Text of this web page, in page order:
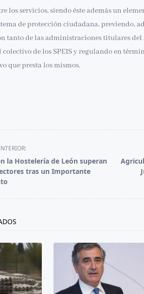
los servicios, siendo éste además un
de protección ciudadana, previendo,
tanto de las administraciones titulares del
de los SPEIS y regulando en
que presta los mismos.
la Hostelería de León superan
tras un Importante